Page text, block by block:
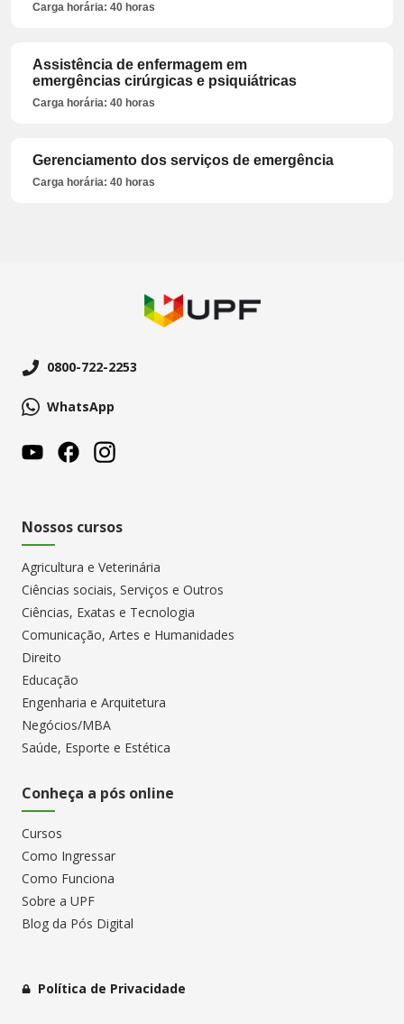
Carga horária: 40 horas
Assistência de enfermagem em
emergências cirúrgicas e psiquiátricas
Carga horária: 40 horas
Gerenciamento dos serviços de emergência
Carga horária: 40 horas
0800-722-2253
WhatsApp
Nossos cursos
Agricultura e Veterinária
Ciências sociais, Serviços e Outros
Ciências, Exatas e Tecnologia
Comunicação, Artes e Humanidades
Direito
Educação
Engenharia e Arquitetura
Negócios/MBA
Saúde, Esporte e Estética
Conheça a pós online
Cursos
Como Ingressar
Como Funciona
Sobre a UPF
Blog da Pós Digital
Política de Privacidade